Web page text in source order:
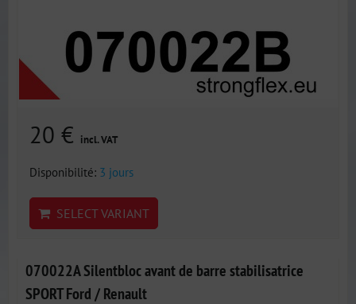
20 € incl. VAT
Disponibilité: 3 jours
SELECT VARIANT
070022A Silentbloc avant de barre stabilisatrice
SPORT Ford / Renault